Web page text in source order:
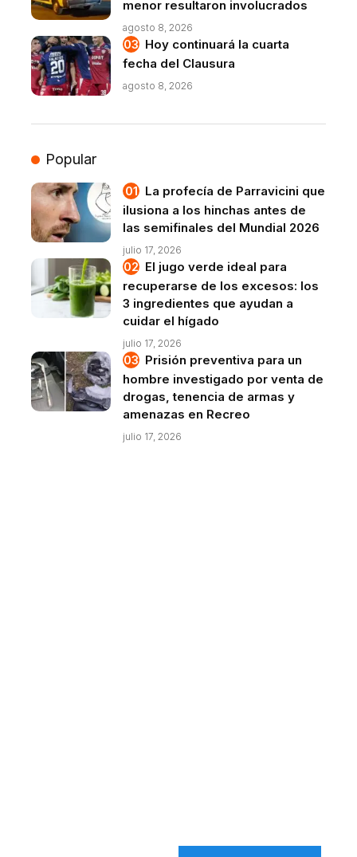
menor resultaron involucrados
agosto 8, 2026
Hoy continuará la cuarta
fecha del Clausura
agosto 8, 2026
Popular
La profecía de Parravicini que
ilusiona a los hinchas antes de
las semifinales del Mundial 2026
julio 17, 2026
El jugo verde ideal para
recuperarse de los excesos: los
3 ingredientes que ayudan a
cuidar el hígado
julio 17, 2026
Prisión preventiva para un
hombre investigado por venta de
drogas, tenencia de armas y
amenazas en Recreo
julio 17, 2026